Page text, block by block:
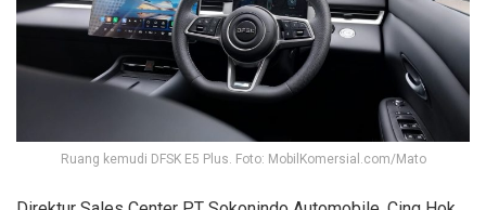
Ruang kemudi DFSK E5 Plus. Foto: MobilKomersial.com/Mato